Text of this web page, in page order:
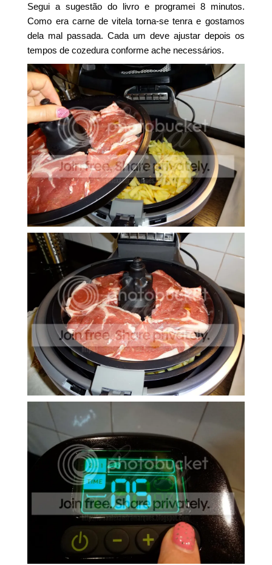
Segui a sugestão do livro e programei 8 minutos.
Como era carne de vitela torna-se tenra e gostamos
dela mal passada. Cada um deve ajustar depois os
tempos de cozedura conforme ache necessários.